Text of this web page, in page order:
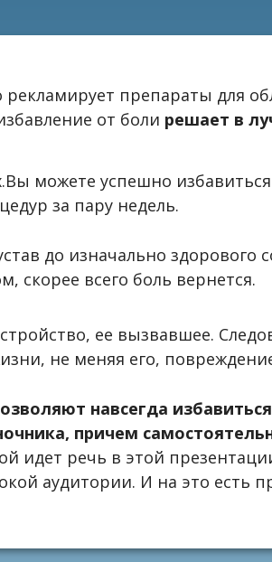
препараты для
от боли решает в
можете успешно
за пару недель.
до изначально здорового
всего боль вернется.
ее вызвавшее.
не меняя его,
навсегда
причем
идет речь в этой
аудитории. И на это есть